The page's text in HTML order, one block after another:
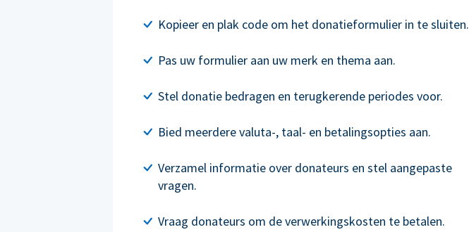
Kopieer en plak code om het donatieformulier in te sluiten.
Pas uw formulier aan uw merk en thema aan.
Stel donatie bedragen en terugkerende periodes voor.
Bied meerdere valuta-, taal- en betalingsopties aan.
Verzamel informatie over donateurs en stel aangepaste
vragen.
Vraag donateurs om de verwerkingskosten te betalen.